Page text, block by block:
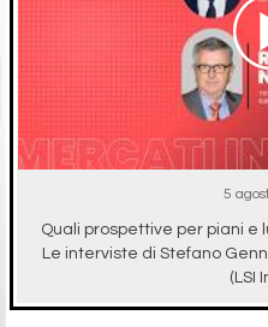
5
Quali prospettive per piani e
Le interviste di Stefano
(LSI